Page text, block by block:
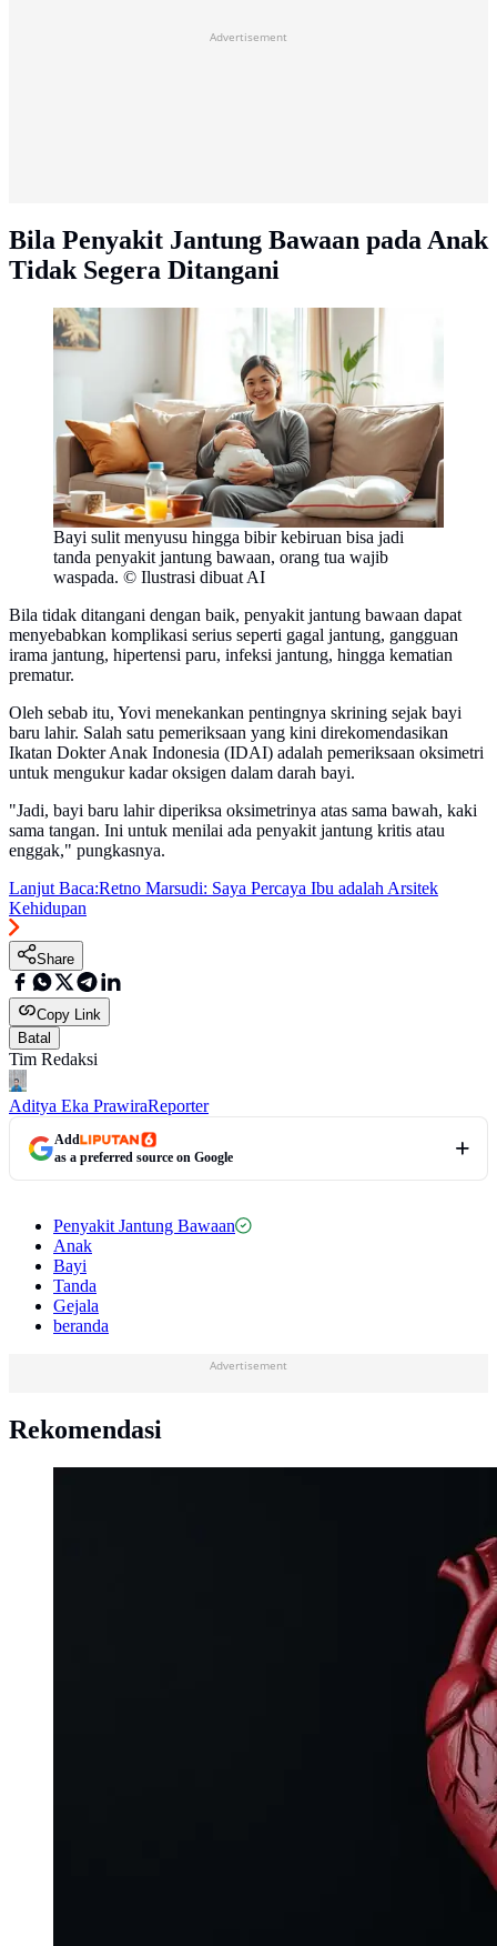
Advertisement
Bila Penyakit Jantung Bawaan pada Anak
Tidak Segera Ditangani
Bayi sulit menyusu hingga bibir kebiruan bisa jadi
tanda penyakit jantung bawaan, orang tua wajib
waspada. © Ilustrasi dibuat AI
Bila tidak ditangani dengan baik, penyakit jantung bawaan dapat
menyebabkan komplikasi serius seperti gagal jantung, gangguan
irama jantung, hipertensi paru, infeksi jantung, hingga kematian
prematur.
Oleh sebab itu, Yovi menekankan pentingnya skrining sejak bayi
baru lahir. Salah satu pemeriksaan yang kini direkomendasikan
Ikatan Dokter Anak Indonesia (IDAI) adalah pemeriksaan oksimetri
untuk mengukur kadar oksigen dalam darah bayi.
"Jadi, bayi baru lahir diperiksa oksimetrinya atas sama bawah, kaki
sama tangan. Ini untuk menilai ada penyakit jantung kritis atau
enggak," pungkasnya.
Lanjut Baca:Retno Marsudi: Saya Percaya Ibu adalah Arsitek
Kehidupan
Share
Copy Link
Batal
Tim Redaksi
Aditya Eka PrawiraReporter
Add
as a preferred source on Google
Penyakit Jantung Bawaan
Anak
Bayi
Tanda
Gejala
beranda
Advertisement
Rekomendasi